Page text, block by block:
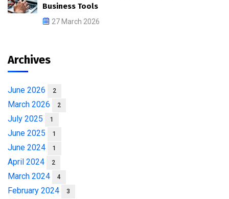
Business Tools
27 March 2026
Archives
June 2026 2
March 2026 2
July 2025 1
June 2025 1
June 2024 1
April 2024 2
March 2024 4
February 2024 3